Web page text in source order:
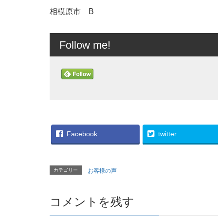
相模原市 B
Follow me!
Facebook twitter
カテゴリー お客様の声
コメントを残す